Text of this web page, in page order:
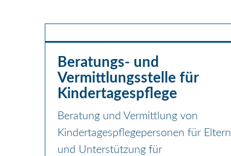
Beratungs- und
Vermittlungsstelle für
Kindertagespflege
Beratung und Vermittlung von
Kindertagespflegepersonen für Eltern
und Unterstützung für